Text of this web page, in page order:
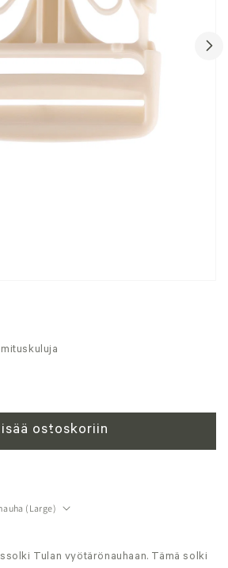
ostoskoriin
Tulan vyötärönauhaan. Tämä solki